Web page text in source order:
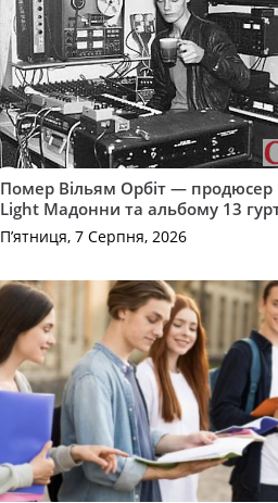
Помер Вільям Орбіт — продюсер
Light Мадонни та альбому 13
П’ятниця, 7 Серпня, 2026